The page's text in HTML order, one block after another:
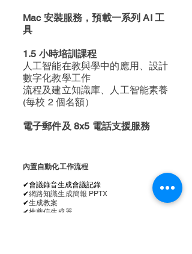
Mac 安裝服務，預載一系列 AI 工
具
1.5 小時培訓課程
人工智能在教與學中的應用、設計
數字化教學工作
流程及建立知識庫、人工智能素養
(每校 2 個名額）
電子郵件及 8x5 電話支援服務
內置自動化工作流程
​✔會議錄音生成會議記錄
​✔網路知識生成簡報 PPTX
​✔生成教案
​✔推薦信生成器